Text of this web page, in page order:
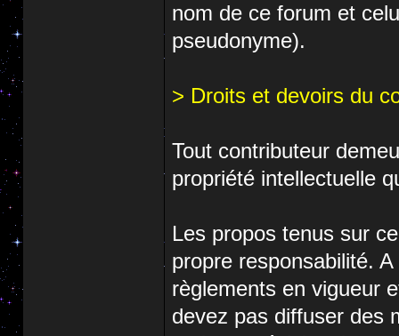
nom de ce forum et
pseudonyme).
> Droits et devoirs du
Tout contributeur
propriété intellectuelle
Les propos tenus sur
propre responsabilité.
règlements en vigueur
devez pas diffuser des